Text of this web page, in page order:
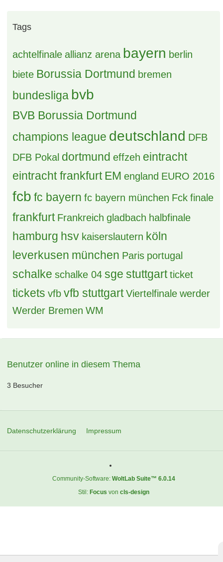
Tags
achtelfinale allianz arena bayern berlin
biete Borussia Dortmund bremen
bundesliga bvb
BVB Borussia Dortmund
champions league deutschland DFB
DFB Pokal dortmund effzeh eintracht
eintracht frankfurt EM england EURO 2016
fcb fc bayern fc bayern münchen Fck finale
frankfurt Frankreich gladbach halbfinale
hamburg hsv kaiserslautern köln
leverkusen münchen Paris portugal
schalke schalke 04 sge stuttgart ticket
tickets vfb vfb stuttgart Viertelfinale werder
Werder Bremen WM
Benutzer online in diesem Thema
3 Besucher
Datenschutzerklärung Impressum
Community-Software: WoltLab Suite™ 6.0.14
Stil: Focus von cls-design